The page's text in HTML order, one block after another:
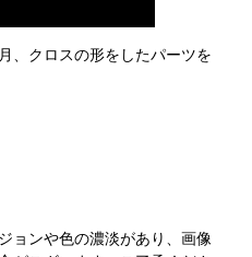
、クロスの形をしたパーツを
ョンや色の濃淡があり、画像